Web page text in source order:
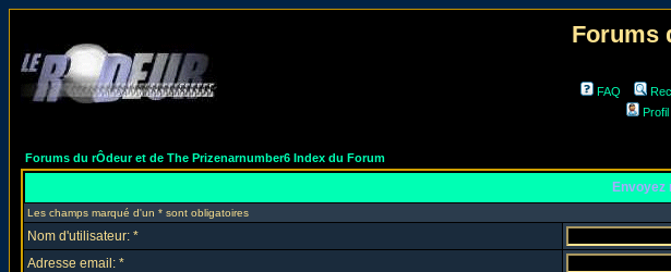
Forums
FAQ
Profil
Forums du rÔdeur et de The Prizenarnumber6 Index du Forum
Envoyez
Les champs marqué d'un * sont obligatoires
Nom d'utilisateur: *
Adresse email: *